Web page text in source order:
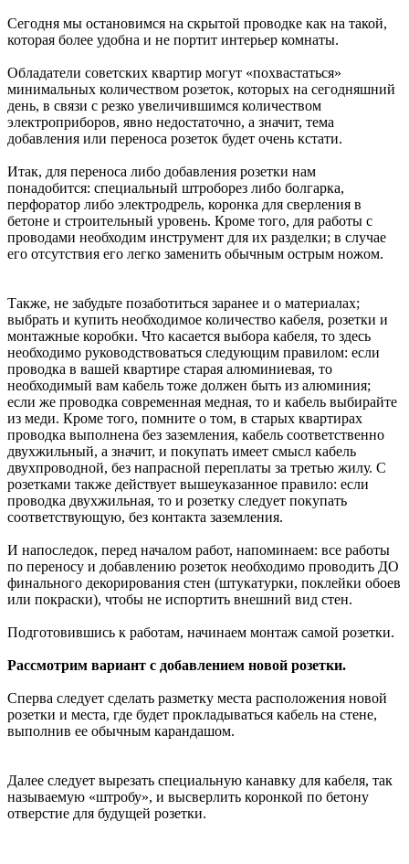
Сегодня мы остановимся на скрытой проводке как на такой,
которая более удобна и не портит интерьер комнаты.
Обладатели советских квартир могут «похвастаться»
минимальных количеством розеток, которых на сегодняшний
день, в связи с резко увеличившимся количеством
электроприборов, явно недостаточно, а значит, тема
добавления или переноса розеток будет очень кстати.
Итак, для переноса либо добавления розетки нам
понадобится: специальный штроборез либо болгарка,
перфоратор либо электродрель, коронка для сверления в
бетоне и строительный уровень. Кроме того, для работы с
проводами необходим инструмент для их разделки; в случае
его отсутствия его легко заменить обычным острым ножом.
Также, не забудьте позаботиться заранее и о материалах;
выбрать и купить необходимое количество кабеля, розетки и
монтажные коробки. Что касается выбора кабеля, то здесь
необходимо руководствоваться следующим правилом: если
проводка в вашей квартире старая алюминиевая, то
необходимый вам кабель тоже должен быть из алюминия;
если же проводка современная медная, то и кабель выбирайте
из меди. Кроме того, помните о том, в старых квартирах
проводка выполнена без заземления, кабель соответственно
двухжильный, а значит, и покупать имеет смысл кабель
двухпроводной, без напрасной переплаты за третью жилу. С
розетками также действует вышеуказанное правило: если
проводка двухжильная, то и розетку следует покупать
соответствующую, без контакта заземления.
И напоследок, перед началом работ, напоминаем: все работы
по переносу и добавлению розеток необходимо проводить ДО
финального декорирования стен (штукатурки, поклейки обоев
или покраски), чтобы не испортить внешний вид стен.
Подготовившись к работам, начинаем монтаж самой розетки.
Рассмотрим вариант с добавлением новой розетки.
Сперва следует сделать разметку места расположения новой
розетки и места, где будет прокладываться кабель на стене,
выполнив ее обычным карандашом.
Далее следует вырезать специальную канавку для кабеля, так
называемую «штробу», и высверлить коронкой по бетону
отверстие для будущей розетки.